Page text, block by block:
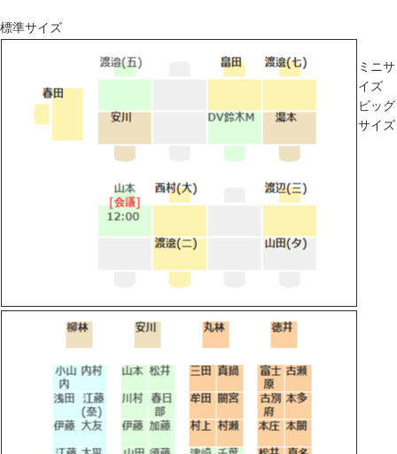
標準サイズ
ミニサ
イズ
ビッグ
サイズ